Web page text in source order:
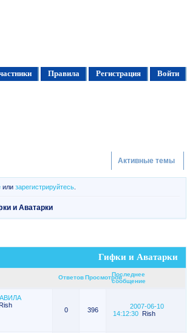
Правила Регистрация Войти
Активные темы
или зарегистрируйтесь.
и Аватарки
Гифки и Аватарки
ОтветовПросмотровПоследнее
сообщение
Rish
0 396
2007-06-10
14:12:30 Rish